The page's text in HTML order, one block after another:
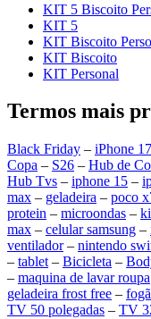
KIT 5 Biscoito
KIT 5
KIT Biscoito
KIT Biscoito
KIT Personal
Termos mais
Black Friday – iPhone 17
Copa – S26 – Hub de
Hub Tvs – iphone 15 –
max – geladeira – poco
protein – microondas –
max – celular samsung –
ventilador– nintendo
– tablet – Bicicleta –
– maquina de lavar roupa
geladeira frost free –
TV 50 polegadas – TV